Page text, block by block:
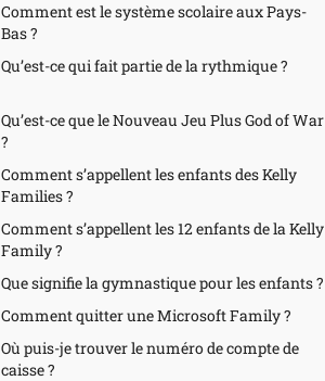
Comment est le système scolaire aux Pays-
Bas ?
Qu’est-ce qui fait partie de la rythmique ?
Qu’est-ce que le Nouveau Jeu Plus God of War
?
Comment s’appellent les enfants des Kelly
Families ?
Comment s’appellent les 12 enfants de la Kelly
Family ?
Que signifie la gymnastique pour les enfants ?
Comment quitter une Microsoft Family ?
Où puis-je trouver le numéro de compte de
caisse ?